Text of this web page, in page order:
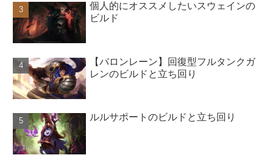
個人的にオススメしたいスウェインの
ビルド
【バロンレーン】回復型フルタンクガ
レンのビルドと立ち回り
ルルサポートのビルドと立ち回り